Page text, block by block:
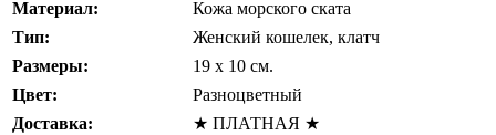
Материал:
Кожа морского ската
Тип:
Женский кошелек, клатч
Размеры:
19 x 10 см.
Цвет:
Разноцветный
Доставка:
★ ПЛАТНАЯ ★